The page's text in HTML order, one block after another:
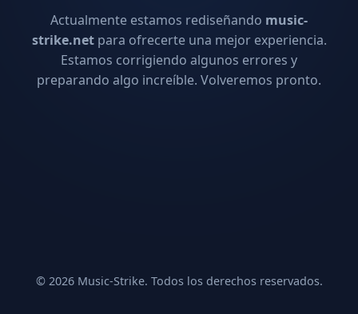
Actualmente estamos rediseñando music-
strike.netpara ofrecerte una mejor experiencia.
Estamos corrigiendo algunos errores y
preparando algo increíble. Volveremos pronto.
© 2026 Music-Strike. Todos los derechos reservados.